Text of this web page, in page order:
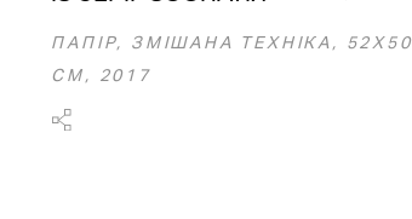
ПАПІР, ЗМІШАНА ТЕХНІКА, 52Х50
СМ, 2017